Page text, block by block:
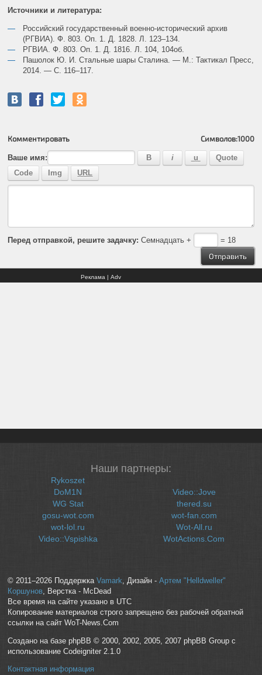
Источники и литература:
Российский государственный военно-исторический архив
(РГВИА). Ф. 803. Оп. 1. Д. 1828. Л. 123–134.
РГВИА. Ф. 803. Оп. 1. Д. 1816. Л. 104, 104об.
Пашолок Ю. И. Стальные шары Сталина. — М.: Тактикал Пресс,
2014. — С. 116–117.
Комментировать Символов:1000
Ваше имя:
Перед отправкой, решите задачку: Семнадцать + = 18
Реклама | Adv
Наши партнеры:
Rykoszet
DoM1N
WG Stat
gosu-wot.com
wot-lol.ru
Video::Vspishka
Video::Jove
thered.su
wot-fan.com
Wot-All.ru
WotActions.Com
© 2011–2026 Поддержка Vamark, Дизайн - Артем "Helldweller"
Коршунов, Верстка - McDead
Все время на сайте указано в UTC
Копирование материалов строго запрещено без рабочей обратной
ссылки на сайт WoT-News.Com
Создано на базе phpBB © 2000, 2002, 2005, 2007 phpBB Group с
использование Codeigniter 2.1.0
Контактная информация